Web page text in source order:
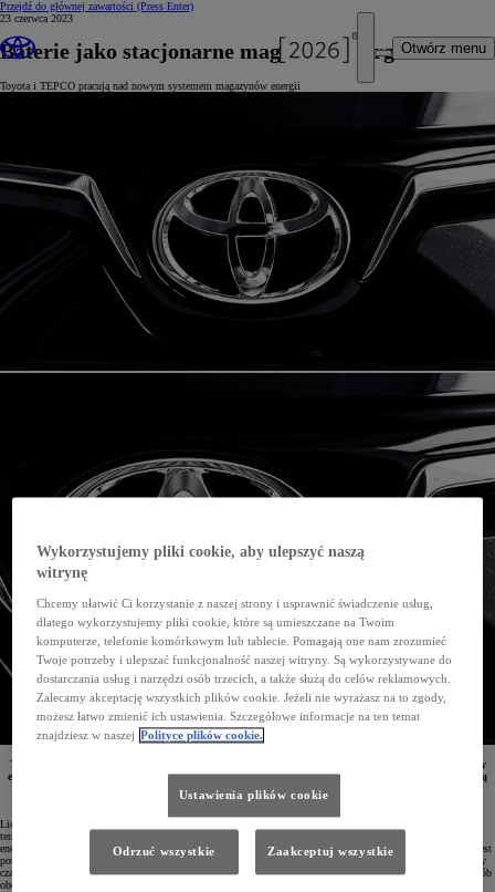
Przejdź do głównej zawartości (Press Enter)
Otwórz menu
23 czerwca 2023
Baterie jako stacjonarne magazyny energii
Toyota i TEPCO pracują nad nowym systemem magazynów energii
Toyota i TEPCO (Tokyo Electric Power Company Holdings) wspólnie tworzą stacjonarne magazyny
energii. W tym celu wykorzystywane będą baterie z zelektryfikowanych modeli Toyoty, które pomogą
przechować energię z odnawialnych źródeł. Można ją będzie następnie wykorzystywać zgodnie
z koncepcją gospodarki obiegu zamkniętego.
Liczba aut elektrycznych stale rośnie, co powoduje m.in. wzrost zapotrzebowania na energię elektryczną. Już
teraz należy więc opracować takie rozwiązania, które pozwolą efektywnie wykorzystywać odnawialne źródła
energii. Elektrownie wiatrowe oraz farmy fotowoltaiczne mogą wytwarzać więcej prądu, niż w danej chwili jest
potrzebne. Kluczową rolę będą tu więc odgrywać systemy magazynowania energii. Pozwolą one przez dłuższy
czas przechowywać wytworzony prąd i udostępniać go w okresach niskiej produkcji, równoważąc w ten sposób
obciążenia szczytowe.
Wykorzystujemy pliki cookie, aby ulepszyć naszą
witrynę
Chcemy ułatwić Ci korzystanie z naszej strony i usprawnić świadczenie usług,
dlatego wykorzystujemy pliki cookie, które są umieszczane na Twoim
komputerze, telefonie komórkowym lub tablecie. Pomagają one nam zrozumieć
Twoje potrzeby i ulepszać funkcjonalność naszej witryny. Są wykorzystywane do
dostarczania usług i narzędzi osób trzecich, a także służą do celów reklamowych.
Zalecamy akceptację wszystkich plików cookie. Jeżeli nie wyrażasz na to zgody,
możesz łatwo zmienić ich ustawienia. Szczegółowe informacje na ten temat
znajdziesz w naszej Polityce plików cookie.
Ustawienia plików cookie
Odrzuć wszystkie Zaakceptuj wszystkie